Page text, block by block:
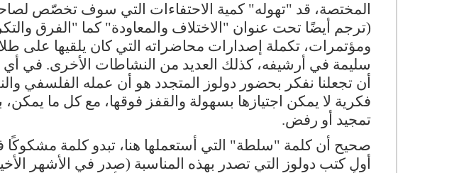
المختصة، قد "تهوله" كمية الاحتفاءات التي سوف تخصّص
(ترجم أيضًا تحت عنوان "الاختلاف والمعاودة" كما "الفرق
ومؤتمرات، تكملة إصدارات محاضراته التي كان يلقيها على
سليمة في أرشيفه، كذلك العديد من النشاطات الأخرى. في أي
أن تجعلنا نفكر بحضور دولوز المتجدد هو أن عمله الفلسفي
فكرية لا يمكن اجتيازها بسهولة والقفز فوقها، مع كل ما
تمجيد أو رفض.
صحيح أن كلمة "سلطة" التي أستعملها هنا، تبدو كلمة مشكوكًا